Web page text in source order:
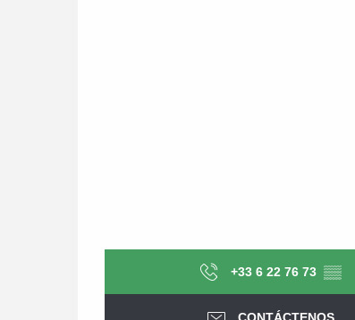
+33 6 22 76 73 ▒▒
CONTÁCTENOS